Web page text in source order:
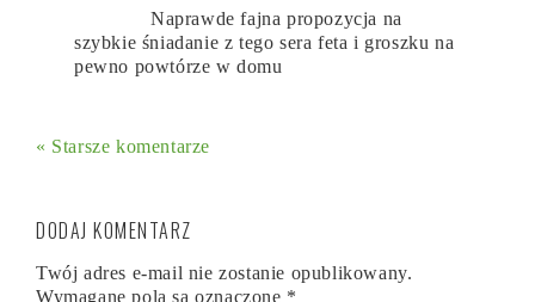
Naprawde fajna propozycja na
szybkie śniadanie z tego sera feta i groszku na
pewno powtórze w domu
« Starsze komentarze
DODAJ KOMENTARZ
Twój adres e-mail nie zostanie opublikowany.
Wymagane pola są oznaczone *